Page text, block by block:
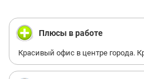
Плюсы в работе
Красивый офис в центре города.